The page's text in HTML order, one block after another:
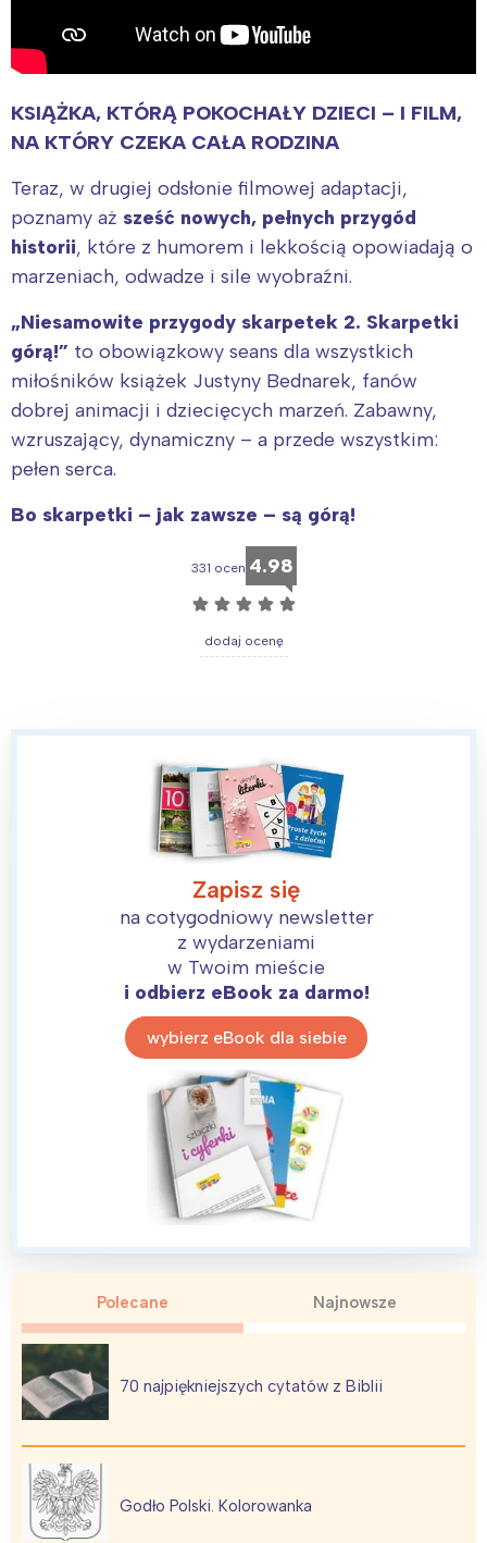
KSIĄŻKA, KTÓRĄ POKOCHAŁY DZIECI – I FILM,
NA KTÓRY CZEKA CAŁA RODZINA
Teraz, w drugiej odsłonie filmowej adaptacji,
poznamy aż sześć nowych, pełnych przygód
historii, które z humorem i lekkością opowiadają o
marzeniach, odwadze i sile wyobraźni.
„Niesamowite przygody skarpetek 2. Skarpetki
górą!” to obowiązkowy seans dla wszystkich
miłośników książek Justyny Bednarek, fanów
dobrej animacji i dziecięcych marzeń. Zabawny,
wzruszający, dynamiczny – a przede wszystkim:
pełen serca.
Bo skarpetki – jak zawsze – są górą!
331 ocen 4.98
☆ ☆ ☆ ☆ ☆
dodaj ocenę
Zapisz się
na cotygodniowy newsletter
z wydarzeniami
w Twoim mieście
i odbierz eBook za darmo!
wybierz eBook dla siebie
Polecane Najnowsze
70 najpiękniejszych cytatów z Biblii
Godło Polski. Kolorowanka
Interesują mnie wydarzenia z
tego regionu:
Warszawa
Łódź
Trójmiasto
Wrocław
Kraków
Wszystkie
Wybieram